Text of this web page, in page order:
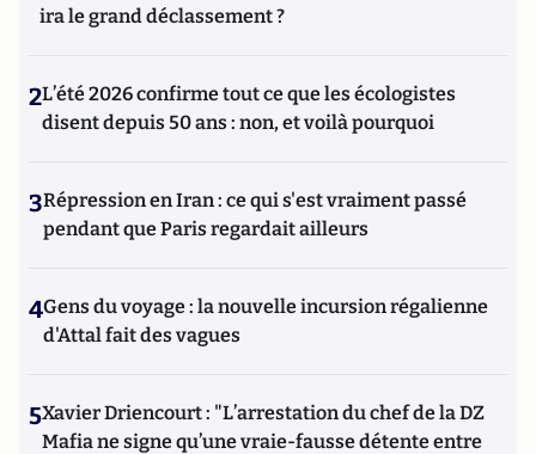
ira le grand déclassement ?
2L’été 2026 confirme tout ce que les écologistes
disent depuis 50 ans : non, et voilà pourquoi
3Répression en Iran : ce qui s'est vraiment passé
pendant que Paris regardait ailleurs
4Gens du voyage : la nouvelle incursion régalienne
d'Attal fait des vagues
5Xavier Driencourt : "L’arrestation du chef de la DZ
Mafia ne signe qu’une vraie-fausse détente entre